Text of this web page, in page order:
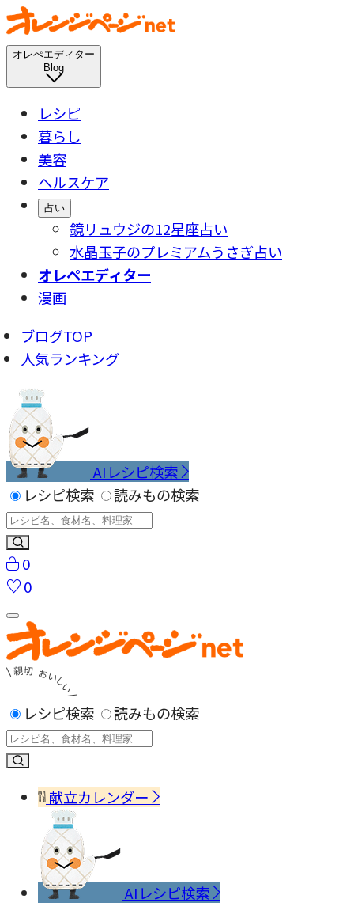
オレぺエディター
Blog
レシピ
暮らし
美容
ヘルスケア
占い
鏡リュウジの12星座占い
水晶玉子のプレミアムうさぎ占い
オレペエディター
漫画
ブログTOP
人気ランキング
AIレシピ検索
レシピ検索
読みもの検索
0
0
レシピ検索 読みもの検索
献立カレンダー
AIレシピ検索